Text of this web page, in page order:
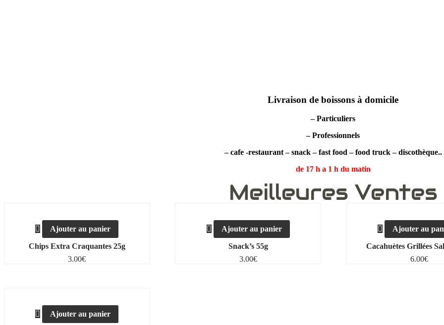
Livraison de boissons à domicile
– Particuliers
– Professionnels
– cafe -restaurant – snack – fast food – food truck – discothèque..
de 17 h a 1 h du matin
Meilleures Ventes
Ajouter au panier
Chips Extra Craquantes 25g
3.00€
Ajouter au panier
Snack’s 55g
3.00€
Ajouter au
Cacahuètes Grillées
6.00€
Ajouter au panier